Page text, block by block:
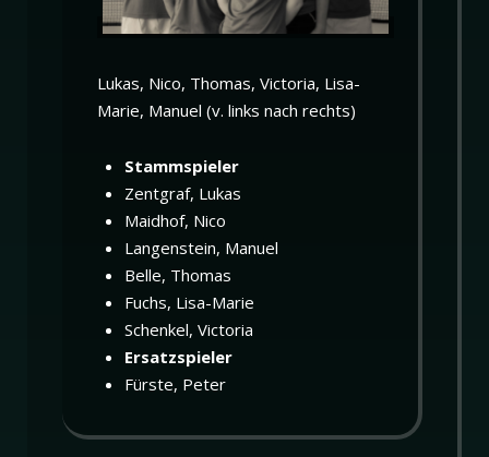
Lukas, Nico, Thomas, Victoria, Lisa-
Marie, Manuel (v. links nach rechts)
Stammspieler
Zentgraf, Lukas
Maidhof, Nico
Langenstein, Manuel
Belle, Thomas
Fuchs, Lisa-Marie
Schenkel, Victoria
Ersatzspieler
Fürste, Peter